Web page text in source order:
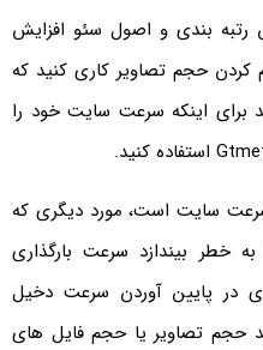
رتبه بندی و اصول سئو افزایش
حجم تصاویر کاری کنید که
لود بشوند برای اینکه سرعت سایت خود را
سایت است، مورد دیگری که
خطر بیندازد سرعت بارگذاری
پایین آوردن سرعت دخیل
حجم تصاویر یا حجم فایل های